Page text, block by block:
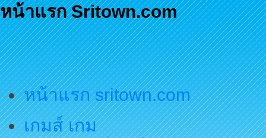
หน้าแรก Sritown.com
หน้าแรก sritown.com
เกมส์ เกม